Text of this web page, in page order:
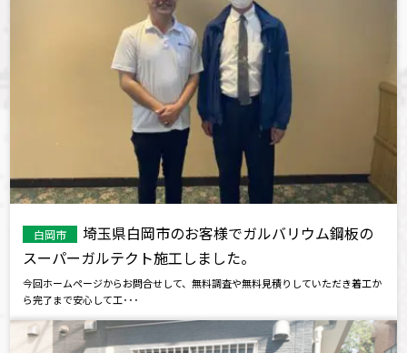
白岡市
埼玉県白岡市のお客様でガルバリウム鋼板の
スーパーガルテクト施工しました。
今回ホームページからお問合せして、無料調査や無料見積りしていただき着工か
ら完了まで安心して工･･･